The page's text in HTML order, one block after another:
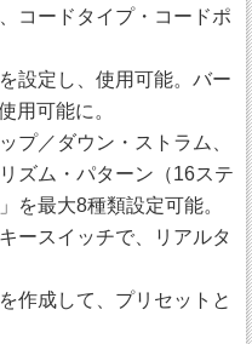
コードタイプ・コードポ
設定し、使用可能。バー
用可能に。
プ／ダウン・ストラム、
ズム・パターン（16ステ
を最大8種類設定可能。
ースイッチで、リアルタ
作成して、プリセットと